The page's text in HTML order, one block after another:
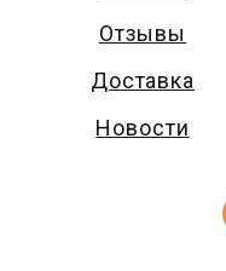
Отзывы
Доставка
Новости